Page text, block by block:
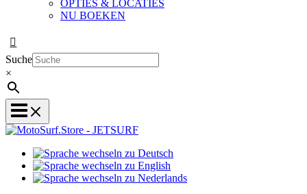
OPTIES & LOCATIES
NU BOEKEN
Suche
×
zu
wechseln
Sprache